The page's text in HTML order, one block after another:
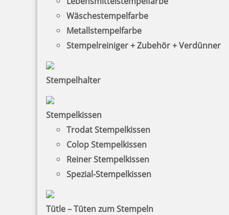
Wäschestempelfarbe
Metallstempelfarbe
Stempelreiniger + Zubehör + Verdünner
Stempelhalter
Stempelkissen
Trodat Stempelkissen
Colop Stempelkissen
Reiner Stempelkissen
Spezial-Stempelkissen
Tütle – Tüten zum Stempeln
Versandinformationen
Zahlungsbedingungen
Bestellhinweise
Dateiformate